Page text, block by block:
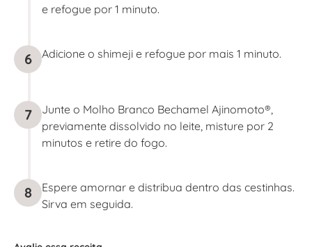
e refogue por 1 minuto.
6 Adicione o shimeji e refogue por mais 1 minuto.
7
Junte o Molho Branco Bechamel Ajinomoto®,
previamente dissolvido no leite, misture por 2
minutos e retire do fogo.
8
Espere amornar e distribua dentro das cestinhas.
Sirva em seguida.